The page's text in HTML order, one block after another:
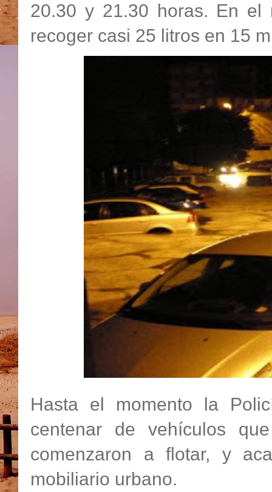
20.30 y 21.30 horas. En el
recoger casi 25 litros en 15
Hasta el momento la
centenar de vehículos
comenzaron a flotar, y
mobiliario urbano.